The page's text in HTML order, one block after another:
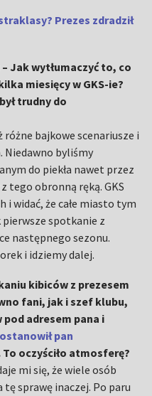
Prezes zdradził
– Jak wytłumaczyć to, co
miesięcy w GKS-ie?
trudny do
różne bajkowe scenariusze i
Niedawno byliśmy
do piekła nawet przez
tego obronną ręką. GKS
i widać, że całe miasto tym
pierwsze spotkanie z
następnego sezonu.
i idziemy dalej.
kibiców z prezesem
fani, jak i szef klubu,
pod adresem pana i
pan
To oczyściło atmosferę?
mi się, że wiele osób
tę sprawę inaczej. Po paru